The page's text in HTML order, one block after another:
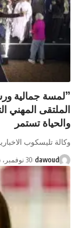
جمالية ورسالة
المهني
تستمر
الاخبارية ضم اكثر من 500 مهني من قطاع
dawoud 30 نوفمبر، 2024